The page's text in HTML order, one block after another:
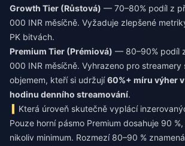
Growth Tier (Růstová) — 70–80% podíl z
000 INR měsíčně. Vyžaduje zlepšené
PK bitvách.
Premium Tier (Prémiová) — 80–90% podíl
000 INR měsíčně. Vyhrazeno pro streamery
objemem, kteří si udržují60%+ míru výher v
hodinu denního streamování.
Která úroveň skutečně vyplácí
Pouze horní pásmo Premium dosahuje 90
nikoliv minimum. Rozmezí 80–90 %